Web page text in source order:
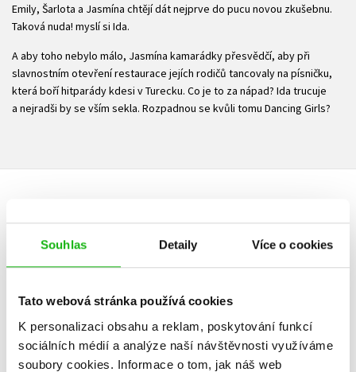
Souhlas Detaily Více o cookies
Tato webová stránka používá cookies
K personalizaci obsahu a reklam, poskytování funkcí
sociálních médií a analýze naší návštěvnosti využíváme
soubory cookies. Informace o tom, jak náš web
Emily, Šarlota a Jasmína chtějí dát nejprve do pucu novou zkušebnu.
Taková nuda! myslí si Ida.
A aby toho nebylo málo, Jasmína kamarádky přesvědčí, aby při
slavnostním otevření restaurace jejích rodičů tancovaly na písničku,
která boří hitparády kdesi v Turecku. Co je to za nápad? Ida trucuje
a nejradši by se vším sekla. Rozpadnou se kvůli tomu Dancing Girls?
V současné době nejsou vytvořena žádná uživatelská hodnocení.
Přihlásit